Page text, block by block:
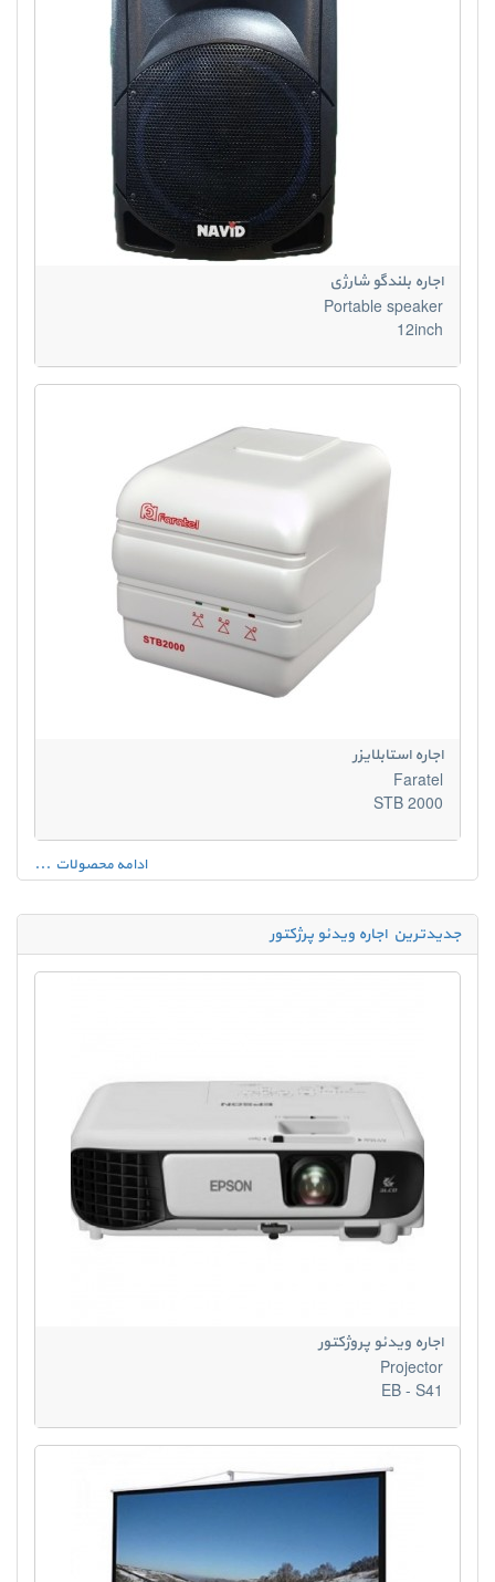
اجاره بلندگو شارژی
Portable speaker
12inch
اجاره استابلایزر
Faratel
STB 2000
ادامه محصولات ...
جدیدترین اجاره ویدئو پرژکتور
اجاره ویدئو پروژکتور
Projector
EB - S41